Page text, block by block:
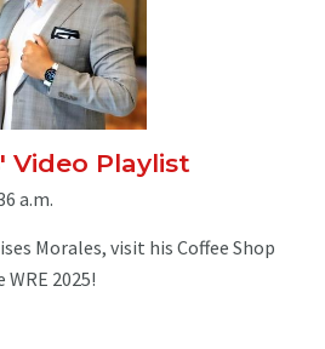
Video Playlist
a.m.
Morales, visit his Coffee Shop
WRE 2025!